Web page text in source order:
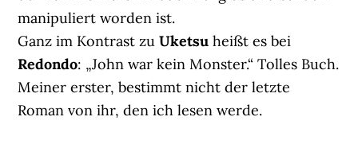
manipuliert worden ist.
Ganz im Kontrast zuUketsu heißt es bei
Redondo: „John war kein Monster.“ Tolles Buch.
Meiner erster, bestimmt nicht der letzte
Roman von ihr, den ich lesen werde.